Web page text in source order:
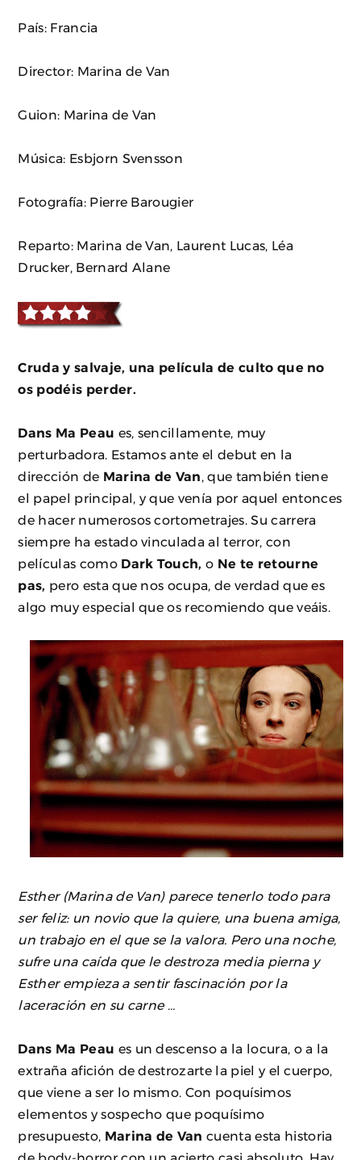
País: Francia
Director: Marina de Van
Guion: Marina de Van
Música: Esbjorn Svensson
Fotografía: Pierre Barougier
Reparto: Marina de Van, Laurent Lucas, Léa
Drucker, Bernard Alane
Cruda y salvaje, una película de culto que no
os podéis perder.
Dans Ma Peau es, sencillamente, muy
perturbadora. Estamos ante el debut en la
dirección de Marina de Van , que también tiene
el papel principal, y que venía por aquel entonces
de hacer numerosos cortometrajes. Su carrera
siempre ha estado vinculada al terror, con
películas como Dark Touch, o Ne te retourne
pas, pero esta que nos ocupa, de verdad que es
algo muy especial que os recomiendo que veáis.
Esther (Marina de Van) parece tenerlo todo para
ser feliz: un novio que la quiere, una buena amiga,
un trabajo en el que se la valora. Pero una noche,
sufre una caída que le destroza media pierna y
Esther empieza a sentir fascinación por la
laceración en su carne
Dans Ma Peau es un descenso a la locura, o a la
extraña afición de destrozarte la piel y el cuerpo,
que viene a ser lo mismo. Con poquísimos
elementos y sospecho que poquísimo
presupuesto, Marina de Van cuenta esta historia